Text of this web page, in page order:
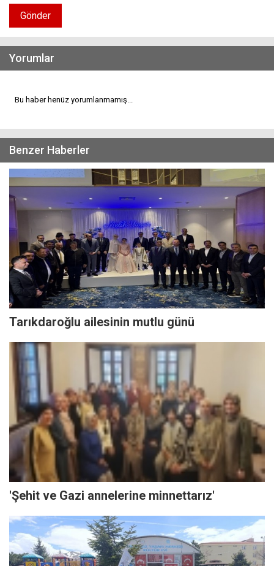
Gönder
Yorumlar
Bu haber henüz yorumlanmamış...
Benzer Haberler
Tarıkdaroğlu ailesinin mutlu günü
'Şehit ve Gazi annelerine minnettarız'